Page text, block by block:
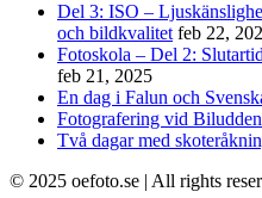
Del 3: ISO –
och bildkvalitet feb 22,
Fotoskola – Del 2:
feb 21, 2025
En dag i Falun och
Fotografering vid
Två dagar med
© 2025 oefoto.se | All rights